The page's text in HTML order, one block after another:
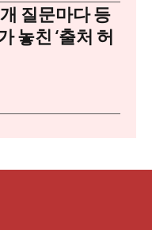
질문마다 등
놓친 ‘출처 허